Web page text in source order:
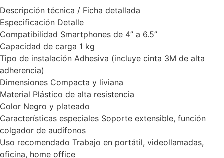
Descripción técnica / Ficha detallada
Especificación Detalle
Compatibilidad Smartphones de 4” a 6.5”
Capacidad de carga 1 kg
Tipo de instalación Adhesiva (incluye cinta 3M de alta
adherencia)
Dimensiones Compacta y liviana
Material Plástico de alta resistencia
Color Negro y plateado
Características especiales Soporte extensible, función
colgador de audífonos
Uso recomendado Trabajo en portátil, videollamadas,
oficina, home office